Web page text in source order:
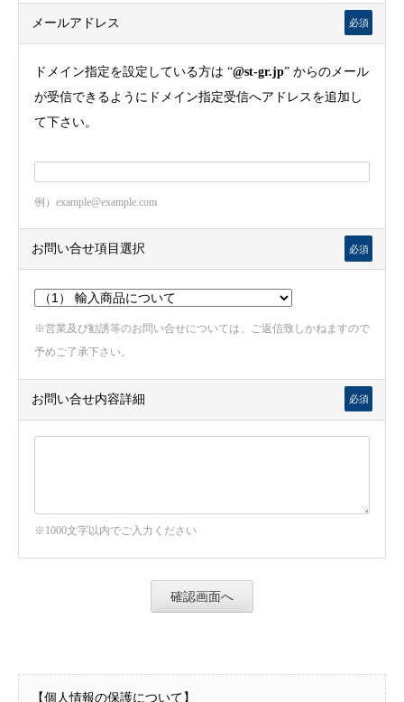
メールアドレス 必須
ドメイン指定を設定している方は “@st-gr.jp” からのメール
が受信できるようにドメイン指定受信へアドレスを追加し
て下さい。
例）example@example.com
お問い合せ項目選択 必須
※営業及び勧誘等のお問い合せについては、ご返信致しかねますので
予めご了承下さい。
お問い合せ内容詳細 必須
※1000文字以内でご入力ください
【個人情報の保護について】